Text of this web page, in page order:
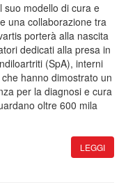
suo modello di cura e
una collaborazione tra
porterà alla nascita
dedicati alla presa in
(SpA), interni
hanno dimostrato un
per la diagnosi e cura
oltre 600 mila
LEGGI